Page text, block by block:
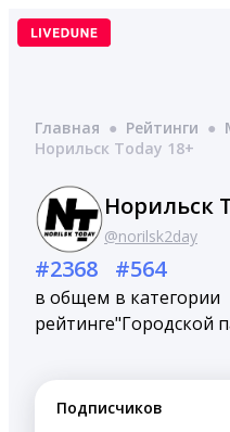
Перейти
Главная ● Рейтинги ●
Норильск Today 18+
Норильск
@norilsk2day
#2368
в общем
рейтинге
#564
в категории
"Городской
Подписчиков